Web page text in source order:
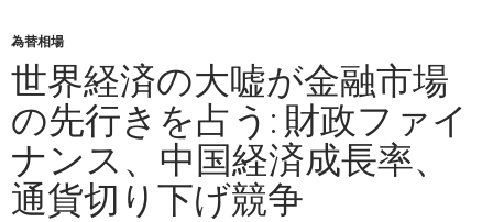
為替相場
世界経済の大嘘が金融市場
の先行きを占う: 財政ファイ
ナンス、中国経済成長率、
通貨切り下げ競争